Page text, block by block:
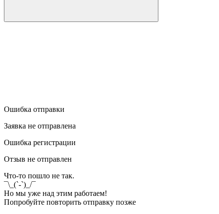
Ошибка отправки
Заявка не отправлена
Ошибка регистрации
Отзыв не отправлен
Что-то пошло не так.
¯\_(`-`)_/¯
Но мы уже над этим работаем!
Попробуйте повторить отправку позже